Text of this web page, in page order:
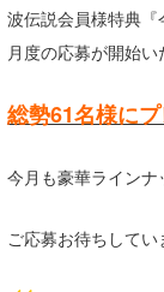
波伝説会員様特典
月度の応募が開始い
総勢61名様にプ
今月も豪華ラインナ
ご応募お待ちしてい
伊豆
四国
沖縄
ルール＆How to
サーファーズ